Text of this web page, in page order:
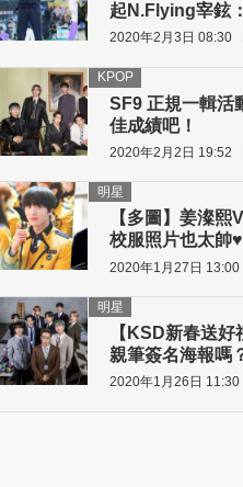
起N.Flying宰鉉
2020年2月3日 08:30
SF9 正規一輯
佳成績吧！
KPOP
2020年2月2日 19:52
【多圖】姜澯
校服照片也太帥♥
明星
2020年1月27日 13:00
【KSD新春送
親筆簽名海報嗎
明星
2020年1月26日 11:30